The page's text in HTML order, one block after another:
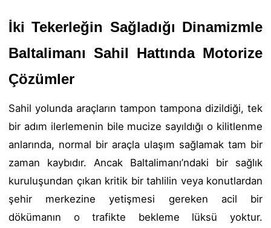
İki Tekerleğin Sağladığı Dinamizmle
Baltalimanı Sahil Hattında Motorize
Çözümler
Sahil yolunda araçların tampon tampona dizildiği, tek
bir adım ilerlemenin bile mucize sayıldığı o kilitlenme
anlarında, normal bir araçla ulaşım sağlamak tam bir
zaman kaybıdır. Ancak Baltalimanı’ndaki bir sağlık
kuruluşundan çıkan kritik bir tahlilin veya konutlardan
şehir merkezine yetişmesi gereken acil bir
dökümanın o trafikte bekleme lüksü yoktur.